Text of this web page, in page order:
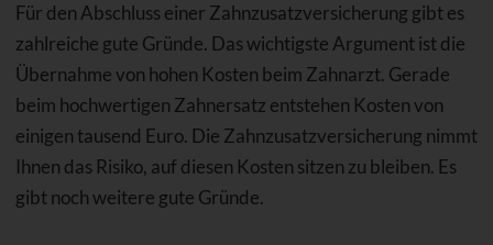
Für den Abschluss einer Zahnzusatzversicherung gibt es
zahlreiche gute Gründe. Das wichtigste Argument ist die
Übernahme von hohen Kosten beim Zahnarzt. Gerade
beim hochwertigen Zahnersatz entstehen Kosten von
einigen tausend Euro. Die Zahnzusatzversicherung nimmt
Ihnen das Risiko, auf diesen Kosten sitzen zu bleiben. Es
gibt noch weitere gute Gründe.